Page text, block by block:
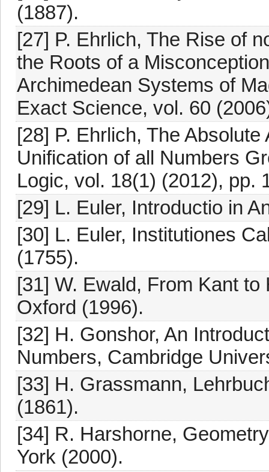
(1887).
[27] P. Ehrlich, The Rise of
the Roots of a
Archimedean Systems of
Exact Science, vol. 60
[28] P. Ehrlich, The
Unification of all Numbers
Logic, vol. 18(1) (2012), pp.
[29] L. Euler, Introductio in
[30] L. Euler, Institutiones
(1755).
[31] W. Ewald, From Kant
Oxford (1996).
[32] H. Gonshor, An
Numbers, Cambridge
[33] H. Grassmann,
(1861).
[34] R. Harshorne,
York (2000).